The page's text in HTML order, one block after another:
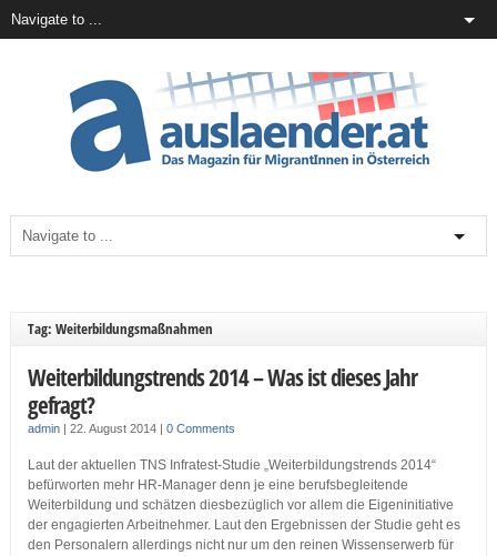
Tag: Weiterbildungsmaßnahmen
Weiterbildungstrends 2014 – Was ist dieses Jahr
gefragt?
admin| 22. August 2014 | 0 Comments
Laut der aktuellen TNS Infratest-Studie „Weiterbildungstrends 2014“
befürworten mehr HR-Manager denn je eine berufsbegleitende
Weiterbildung und schätzen diesbezüglich vor allem die Eigeninitiative
der engagierten Arbeitnehmer. Laut den Ergebnissen der Studie geht es
den Personalern allerdings nicht nur um den reinen Wissenserwerb für